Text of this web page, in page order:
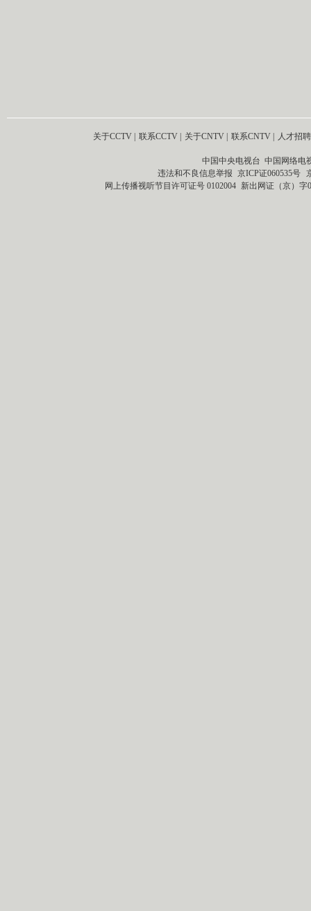
关于CCTV 联系CCTV 关于CNTV 联系CNTV 人才招聘
中国中央电视台 中国网络电
违法和不良信息举报 京ICP证060535号
网上传播视听节目许可证号 0102004 新出网证（京）